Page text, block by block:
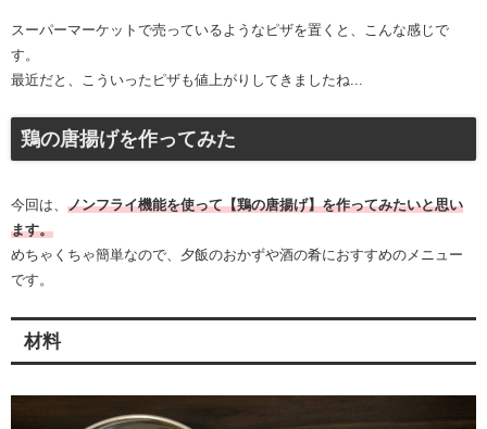
スーパーマーケットで売っているようなピザを置くと、こんな感じで
す。
最近だと、こういったピザも値上がりしてきましたね...
鶏の唐揚げを作ってみた
今回は、 ノンフライ機能を使って【鶏の唐揚げ】を作ってみたいと思い
ます。
めちゃくちゃ簡単なので、夕飯のおかずや酒の肴におすすめのメニュー
です。
材料